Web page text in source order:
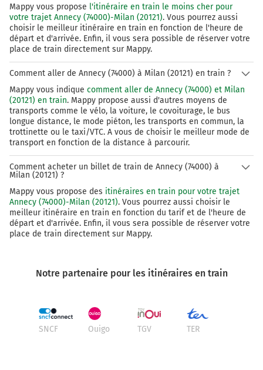
Mappy vous propose l'itinéraire en train le moins cher pour
votre trajet Annecy (74000)-Milan (20121). Vous pourrez aussi
choisir le meilleur itinéraire en train en fonction de l'heure de
départ et d'arrivée. Enfin, il vous sera possible de réserver votre
place de train directement sur Mappy.
Comment aller de Annecy (74000) à Milan (20121) en train ?
Mappy vous indique comment aller de Annecy (74000) et Milan
(20121) en train. Mappy propose aussi d'autres moyens de
transports comme le vélo, la voiture, le covoiturage, le bus
longue distance, le mode piéton, les transports en commun, la
trottinette ou le taxi/VTC. A vous de choisir le meilleur mode de
transport en fonction de la distance à parcourir.
Comment acheter un billet de train de Annecy (74000) à
Milan (20121) ?
Mappy vous propose des itinéraires en train pour votre trajet
Annecy (74000)-Milan (20121). Vous pourrez aussi choisir le
meilleur itinéraire en train en fonction du tarif et de l'heure de
départ et d'arrivée. Enfin, il vous sera possible de réserver votre
place de train directement sur Mappy.
Notre partenaire pour les itinéraires en train
SNCF Ouigo TGV TER